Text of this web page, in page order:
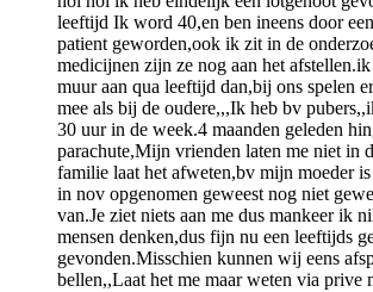
leeftijd Ik word 40,en ben ineens door
patient geworden,ook ik zit in de
medicijnen zijn ze nog aan het
muur aan qua leeftijd dan,bij ons spelen
mee als bij de oudere,,,Ik heb bv
30 uur in de week.4 maanden geleden
parachute,Mijn vrienden laten me niet in
familie laat het afweten,bv mijn moeder
in nov opgenomen geweest nog niet
van.Je ziet niets aan me dus mankeer ik
mensen denken,dus fijn nu een leeftijds
gevonden.Misschien kunnen wij eens
bellen,,Laat het me maar weten via prive